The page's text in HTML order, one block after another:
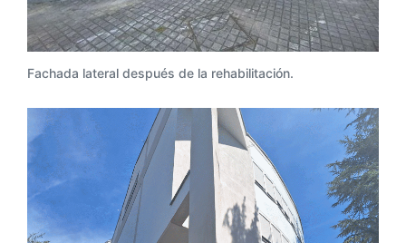
Fachada lateral después de la rehabilitación.